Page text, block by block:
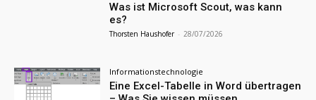
Was ist Microsoft Scout, was kann
es?
Thorsten Haushofer - 28/07/2026
Informationstechnologie
Eine Excel-Tabelle in Word übertragen